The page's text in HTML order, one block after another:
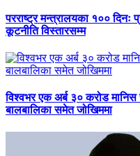
परराष्ट्र मन्त्रालयका १०० दिनः
कूटनीति विस्तारसम्म
विश्वभर एक अर्ब ३० करोड मानिस
बालबालिका समेत जोखिममा